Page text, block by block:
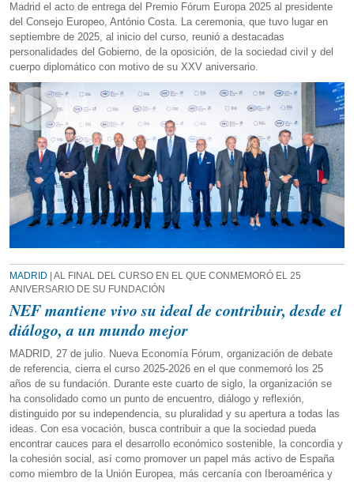
Madrid el acto de entrega del Premio Fórum Europa 2025 al presidente
del Consejo Europeo, António Costa. La ceremonia, que tuvo lugar en
septiembre de 2025, al inicio del curso, reunió a destacadas
personalidades del Gobierno, de la oposición, de la sociedad civil y del
cuerpo diplomático con motivo de su XXV aniversario.
MADRID | AL FINAL DEL CURSO EN EL QUE CONMEMORÓ EL 25
ANIVERSARIO DE SU FUNDACIÓN
NEF mantiene vivo su ideal de contribuir, desde el
diálogo, a un mundo mejor
MADRID, 27 de julio. Nueva Economía Fórum, organización de debate
de referencia, cierra el curso 2025-2026 en el que conmemoró los 25
años de su fundación. Durante este cuarto de siglo, la organización se
ha consolidado como un punto de encuentro, diálogo y reflexión,
distinguido por su independencia, su pluralidad y su apertura a todas las
ideas. Con esa vocación, busca contribuir a que la sociedad pueda
encontrar cauces para el desarrollo económico sostenible, la concordia y
la cohesión social, así como promover un papel más activo de España
como miembro de la Unión Europea, más cercanía con Iberoamérica y